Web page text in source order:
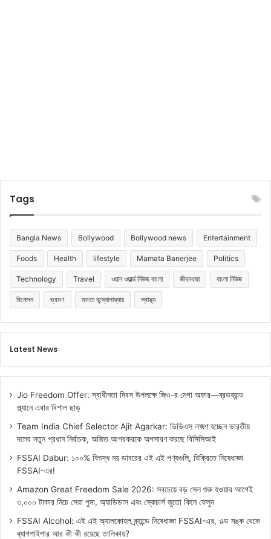
Tags
Bangla News Bollywood Bollywood news Entertainment
Foods Health lifestyle Mamata Banerjee Politics
Technology Travel ওয়ান ওয়ার্ল্ড নিউজ বাংলা জীবনধারা বাংলা নিউজ
বিনোদন ভ্রমণ মমতা বন্দ্যোপাধ্যায় স্বাস্থ্য
Latest News
Jio Freedom Offer: স্বাধীনতা দিবস উপলক্ষে জিও-র মেগা অফার—ব্রডব্যান্ড
প্ল্যানে এবার বিশাল ছাড়
Team India Chief Selector Ajit Agarkar: ভিভিএস লক্ষ্মণ হচ্ছেন ভারতীয়
দলের নতুন প্রধান নির্বাচক, অজিত আগরকরকে অপসারণ করছে বিসিসিআই
FSSAI Dabur: ১০০% বিশুদ্ধ নয় ডাবরের এই এই পণ্যগুলি, বিক্রিতে নিষেধাজ্ঞা
FSSAI-এর!
Amazon Great Freedom Sale 2026: সবচেয়ে বড় সেল শুরু হওয়ার আগেই
৩,০০০ টাকার নিচে সেরা পুমা, অ্যাডিডাস এবং স্কেচার্স জুতো কিনে ফেলুন
FSSAI Alcohol: এই এই অ্যালকোহল ব্র্যান্ডে নিষেধাজ্ঞা FSSAI-এর, ওল্ড মঙ্ক থেকে
ব্যাগপাইপার আর কী কী রয়েছে তালিকায়?